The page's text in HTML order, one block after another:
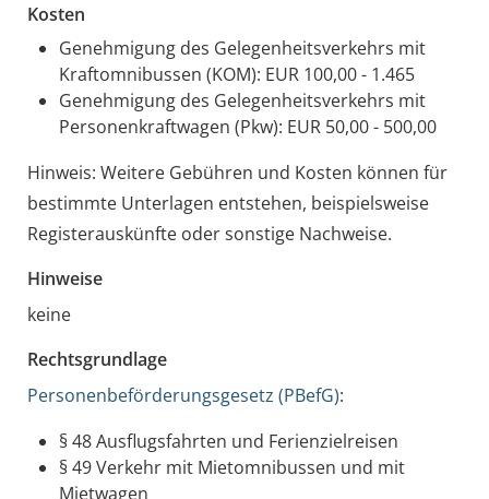
Kosten
Genehmigung des Gelegenheitsverkehrs mit
Kraftomnibussen (KOM): EUR 100,00 - 1.465
Genehmigung des Gelegenheitsverkehrs mit
Personenkraftwagen (Pkw): EUR 50,00 - 500,00
Hinweis: Weitere Gebühren und Kosten können für
bestimmte Unterlagen entstehen, beispielsweise
Registerauskünfte oder sonstige Nachweise.
Hinweise
keine
Rechtsgrundlage
Personenbeförderungsgesetz (PBefG):
§ 48 Ausflugsfahrten und Ferienzielreisen
§ 49 Verkehr mit Mietomnibussen und mit
Mietwagen